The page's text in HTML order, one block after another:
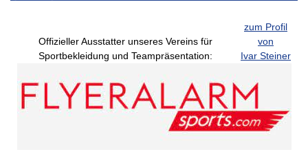
zum Profil
von
Ivar Steiner
Offizieller Ausstatter unseres Vereins für
Sportbekleidung und Teampräsentation: